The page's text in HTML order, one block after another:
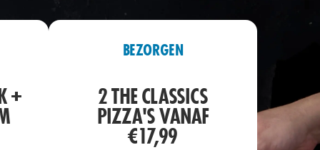
+
BEZORGEN
2 THE CLASSICS
PIZZA'S VANAF
€17,99